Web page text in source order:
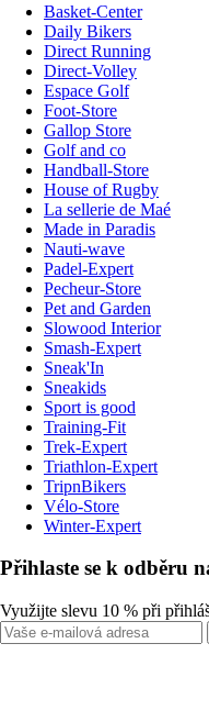
Basket-Center
Daily Bikers
Direct Running
Direct-Volley
Espace Golf
Foot-Store
Gallop Store
Golf and co
Handball-Store
House of Rugby
La sellerie de Maé
Made in Paradis
Nauti-wave
Padel-Expert
Pecheur-Store
Pet and Garden
Slowood Interior
Smash-Expert
Sneak'In
Sneakids
Sport is good
Training-Fit
Trek-Expert
Triathlon-Expert
TripnBikers
Vélo-Store
Winter-Expert
Přihlaste se k odběru
Využijte slevu 10 % při